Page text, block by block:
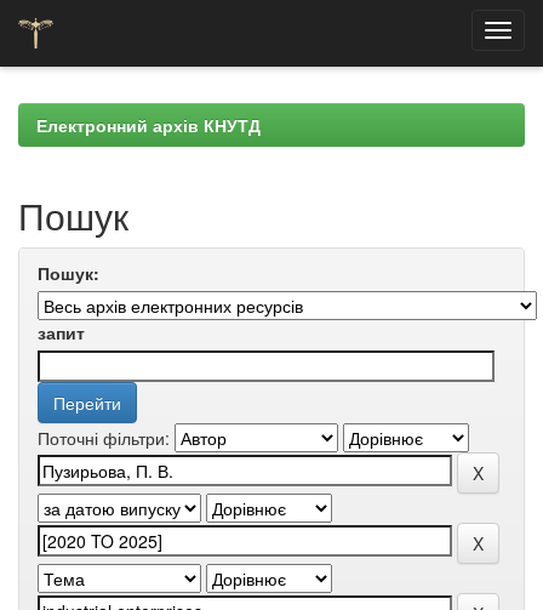
navigationЕлектронний архів КНУТД
Пошук
Пошук:
запит
Поточні фільтри: